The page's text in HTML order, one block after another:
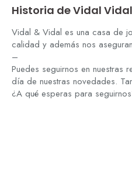
Historia de Vidal Vidal
Vidal & Vidal es una casa de
calidad y además nos
–
Puedes seguirnos en nuestras
día de nuestras novedades.
¿A qué esperas para